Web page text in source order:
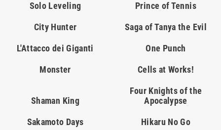
Solo Leveling Prince of Tennis
City Hunter Saga of Tanya the Evil
L'Attacco dei Giganti One Punch
Monster Cells at Works!
Shaman King
Four Knights of the
Apocalypse
Sakamoto Days Hikaru No Go